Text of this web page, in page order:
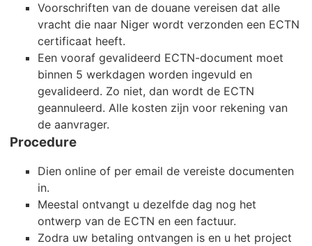
Voorschriften van de douane vereisen dat alle
vracht die naar Niger wordt verzonden een ECTN
certificaat heeft.
Een vooraf gevalideerd ECTN-document moet
binnen 5 werkdagen worden ingevuld en
gevalideerd. Zo niet, dan wordt de ECTN
geannuleerd. Alle kosten zijn voor rekening van
de aanvrager.
Procedure
Dien online of per email de vereiste documenten
in.
Meestal ontvangt u dezelfde dag nog het
ontwerp van de ECTN en een factuur.
Zodra uw betaling ontvangen is en u het project